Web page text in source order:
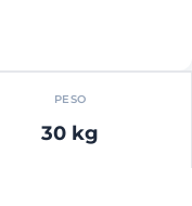
PESO
30 kg